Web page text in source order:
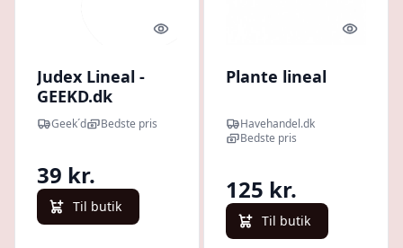
Quick look
Judex Lineal -
GEEKD.dk
Geek´d Bedste pris
39 kr.
Til butik
Quick
Plante lineal
Havehandel.dk
Bedste pris
125 kr.
Til butik